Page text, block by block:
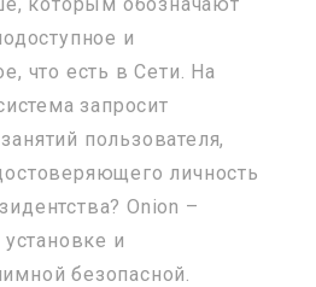
и
что есть в Сети. На
запросит
пользователя,
личность
Onion –
и
безопасной.